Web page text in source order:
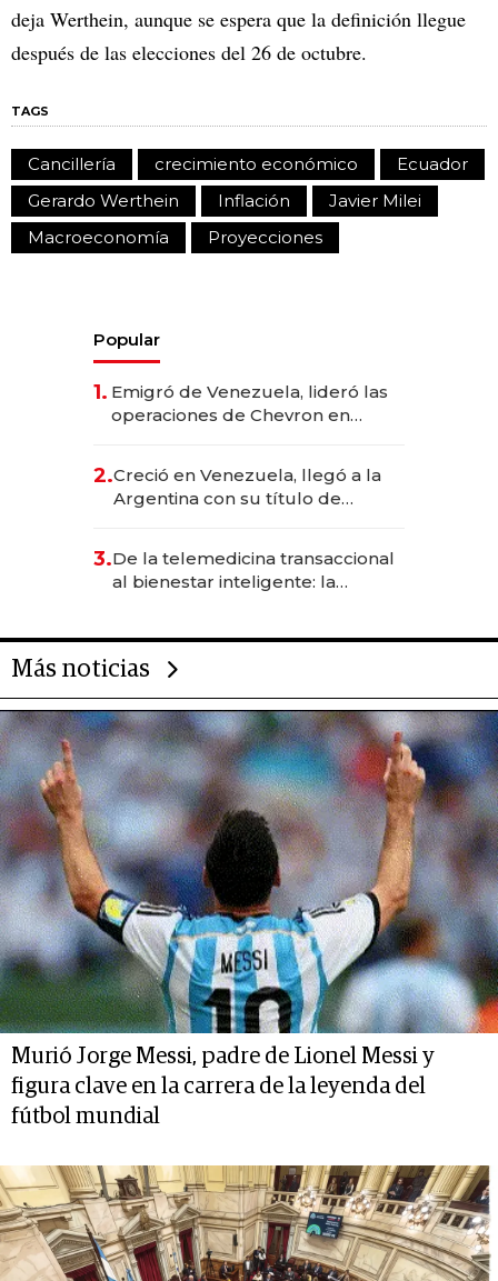
deja Werthein, aunque se espera que la definición llegue
después de las elecciones del 26 de octubre.
TAGS
Cancillería crecimiento económico
Ecuador
Gerardo Werthein
Inflación
Javier Milei
Macroeconomía
Proyecciones
Popular
1. Emigró de Venezuela, lideró las
operaciones de Chevron en
2.Creció en Venezuela, llegó a la
Argentina con su título de
las marcas "fast premium"
3.De la telemedicina transaccional
al bienestar inteligente: la
Más noticias
Murió Jorge Messi, padre de Lionel Messi y
figura clave en la carrera de la leyenda del
fútbol mundial